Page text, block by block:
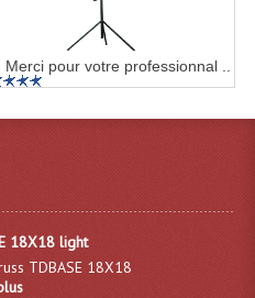
Prises Etc...
Audio
Origine Sav
Haut Parleurs
Sav
pour votre professionnal ..
18X18 light
TDBASE 18X18